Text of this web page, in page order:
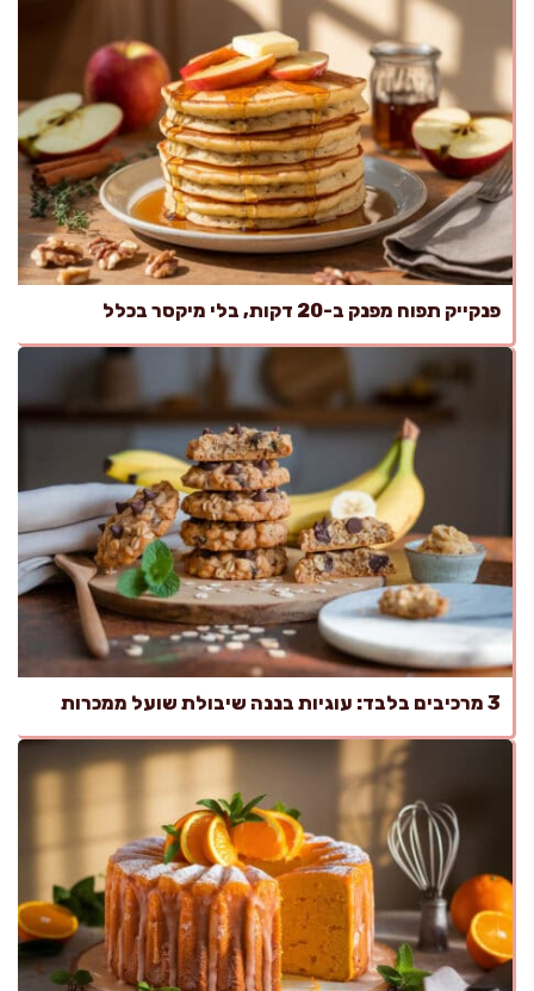
פנקייק תפוח מפנק ב-20 דקות, בלי מיקסר בכלל
3 מרכיבים בלבד: עוגיות בננה שיבולת שועל ממכרות